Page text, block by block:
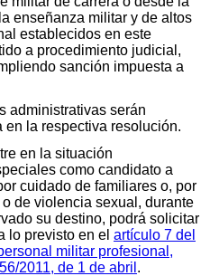
enseñanza militar y de altos
establecidos en este
a procedimiento judicial,
sanción impuesta a
administrativas serán
la respectiva resolución.
en la situación
como candidato a
cuidado de familiares o, por
de violencia sexual, durante
su destino, podrá solicitar
lo previsto en el artículo 7 del
militar profesional,
2011, de 1 de abril .